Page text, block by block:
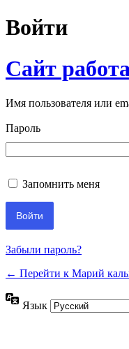
Войти
Сайт
Имя пользователя или
Пароль
Запомнить меня
Забыли пароль?
← Перейти к Марий
Язык